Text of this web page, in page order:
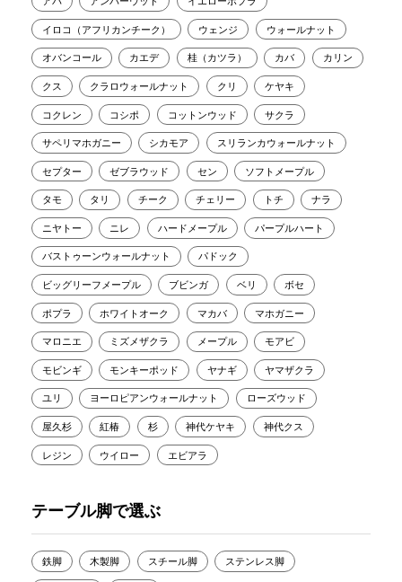
イロコ（アフリカンチーク） ウェンジ ウォールナット
オバンコール カエデ 桂（カツラ） カバ カリン
クス クラロウォールナット クリ ケヤキ
コクレン コシポ コットンウッド サクラ
サペリマホガニー シカモア スリランカウォールナット
セプター ゼブラウッド セン ソフトメープル
タモ タリ チーク チェリー トチ ナラ
ニヤトー ニレ ハードメープル パープルハート
バストゥーンウォールナット パドック
ビッグリーフメープル ブビンガ ベリ ボセ
ポプラ ホワイトオーク マカバ マホガニー
マロニエ ミズメザクラ メープル モアビ
モビンギ モンキーポッド ヤナギ ヤマザクラ
ユリ ヨーロピアンウォールナット ローズウッド
屋久杉 紅椿 杉 神代ケヤキ 神代クス
レジン ウイロー エビアラ
テーブル脚で選ぶ
鉄脚 木製脚 スチール脚 ステンレス脚